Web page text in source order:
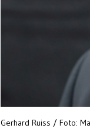
Gerhard Ruiss / Foto: